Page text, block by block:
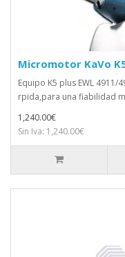
Micromotor KaVo
Equipo K5 plus EWL 4911/
rpida,para una fiabilidad
1,240.00€
Sin Iva: 1,240.00€